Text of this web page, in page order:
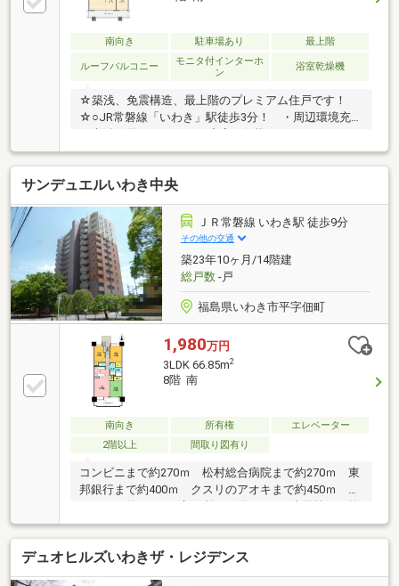
南向き 駐車場あり 最上階
ルーフバルコニー
モニタ付インターホ
ン
浴室乾燥機
☆築浅、免震構造、最上階のプレミアム住戸です！
☆○JR常磐線「いわき」駅徒歩3分！ ・周辺環境充実
で生活に困りません♪ ○充実の仕様♪ ・タワーマン
ション最上階！21階の眺望をぜひ一度ご覧ください
♪ ・エントランスオートロック ・大容量のWIC、
SICで収納たっぷり♪ ・既存エアコン3台付き☆ ・
築浅なので居室・共用部ともに綺麗な状態を保ってい
ます☆○お子様の通学も安心、お買物も便利な好立地
♪ ・平第一小学校…徒歩６分 ・平第一中学校…徒歩
８分 ・LATOV…徒歩３分 資料請求・現地のご見学
はお気軽に♪ホームトレードセンターいわき営業所お
問い合わせ先：0120-878-881
サンデュエルいわき中央
ＪＲ常磐線 いわき駅 徒歩9分
その他の交通
築23年10ヶ月/14階建
総戸数-戸
福島県いわき市平字佃町
1,980万円
3LDK 66.85m2
8階 南
南向き 所有権
エレベーター
2階以上
間取り図有り
コンビニまで約270ｍ 松村総合病院まで約270ｍ 東
邦銀行まで約400ｍ クスリのアオキまで約450ｍ イ
オンまで約550ｍ 市役所まで約850ｍ 小学校まで約
1.3ｋｍ 中学校まで約1.4ｋｍ
デュオヒルズいわきザ・レジデンス